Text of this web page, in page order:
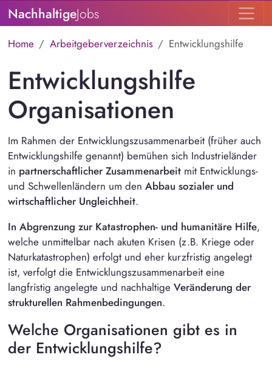
NachhaltigeJobs
Home Arbeitgeberverzeichnis Entwicklungshilfe
Entwicklungshilfe
Organisationen
Im Rahmen der Entwicklungszusammenarbeit (früher auch
Entwicklungshilfe genannt) bemühen sich Industrieländer
in partnerschaftlicher Zusammenarbeit mit Entwicklungs-
und Schwellenländern um den Abbau sozialer und
wirtschaftlicher Ungleichheit.
In Abgrenzung zur Katastrophen- und humanitäre Hilfe,
welche unmittelbar nach akuten Krisen (z.B. Kriege oder
Naturkatastrophen) erfolgt und eher kurzfristig angelegt
ist, verfolgt die Entwicklungszusammenarbeit eine
langfristig angelegte und nachhaltige Veränderung der
strukturellen Rahmenbedingungen.
Welche Organisationen gibt es in
der Entwicklungshilfe?